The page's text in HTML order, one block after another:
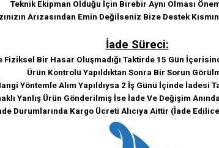
Teknik Ekipman Olduğu İçin Birebir Aynı Olması
Arızasından Emin Değilseniz Bize Destek
İade Süreci:
Fiziksel Bir Hasar Oluşmadığı Taktirde 15 Gün
Ürün Kontrolü Yapıldıktan Sonra Bir Sorun
Yöntemle Alım Yapıldıysa 2 İş Günü İçinde İadesi
Yanlış Ürün Gönderilmiş İse İade Ve Değişim
Durumlarında Kargo Ücreti Alıcıya Aittir (İade